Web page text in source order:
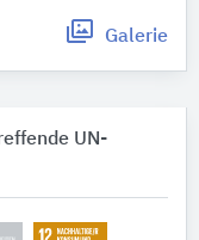
Galerie
UN-